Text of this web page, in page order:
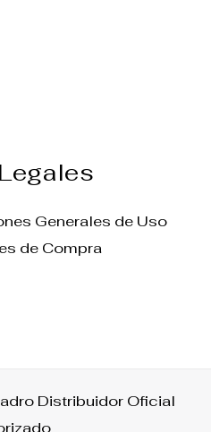
Generales de Uso
de Compra
Distribuidor Oficial